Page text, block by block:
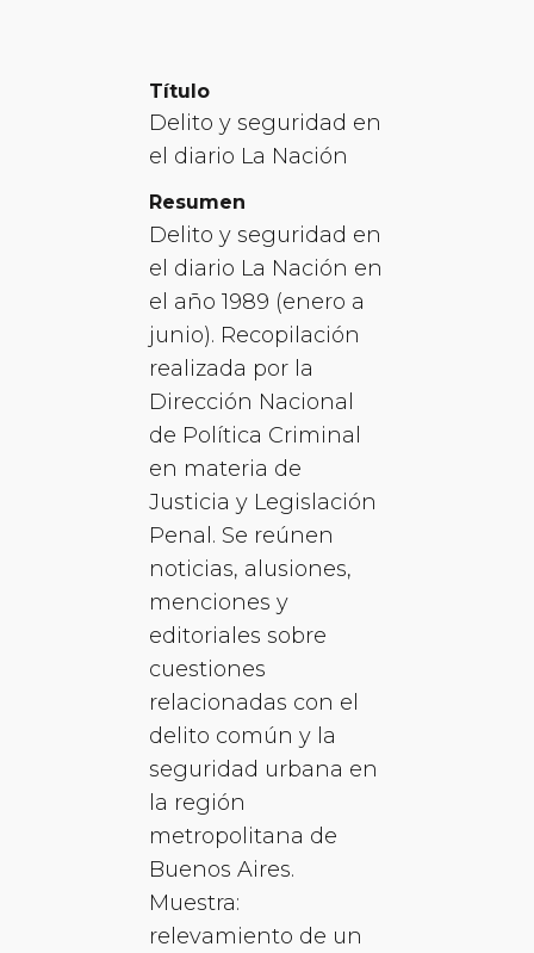
Título
Delito y seguridad en
el diario La Nación
Resumen
Delito y seguridad en
el diario La Nación en
el año 1989 (enero a
junio). Recopilación
realizada por la
Dirección Nacional
de Política Criminal
en materia de
Justicia y Legislación
Penal. Se reúnen
noticias, alusiones,
menciones y
editoriales sobre
cuestiones
relacionadas con el
delito común y la
seguridad urbana en
la región
metropolitana de
Buenos Aires.
Muestra:
relevamiento de un